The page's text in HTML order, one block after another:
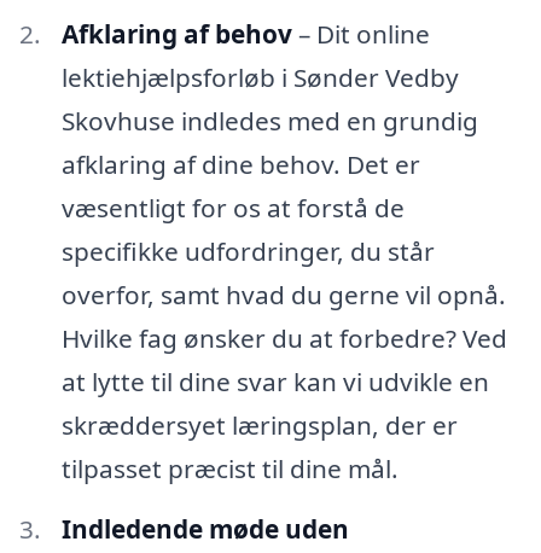
Afklaring af behov– Dit online
lektiehjælpsforløb i Sønder Vedby
Skovhuse indledes med en grundig
afklaring af dine behov. Det er
væsentligt for os at forstå de
specifikke udfordringer, du står
overfor, samt hvad du gerne vil opnå.
Hvilke fag ønsker du at forbedre? Ved
at lytte til dine svar kan vi udvikle en
skræddersyet læringsplan, der er
tilpasset præcist til dine mål.
Indledende møde uden